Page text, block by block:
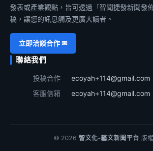
發表或產業觀點，皆可透過「智聞捷發新聞發
稿，讓您的訊息觸及更廣大讀者。
立即洽談合作 ✉
聯絡我們
投稿合作
ecoyah+114@gmail.com
客服信箱
ecoyah+114@gmail.com
© 2026 智文化-藝文新聞平台 版